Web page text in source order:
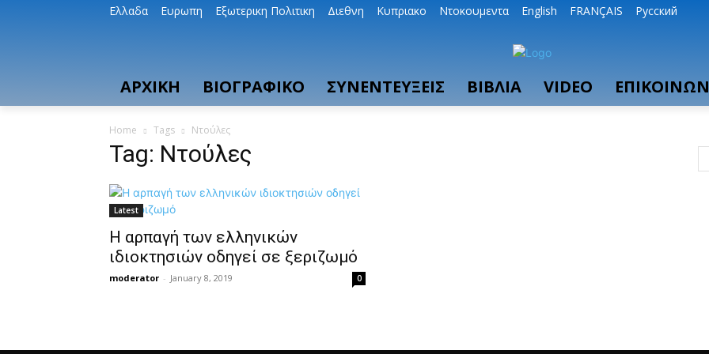
Ελλαδα Ευρωπη Εξωτερικη Πολιτικη Διεθνη Κυπριακο Ντοκουμεντα English FRANÇAIS Русский
ΑΡΧΙΚΗ ΒΙΟΓΡΑΦΙΚΟ ΣΥΝΕΝΤΕΥΞΕΙΣ ΒΙΒΛΙΑ VIDEO
Home Tags Ντούλες
Tag: Ντούλες
Latest
Η αρπαγή των ελληνικών
ιδιοκτησιών οδηγεί σε ξεριζωμό
moderator - January 8, 2019 0